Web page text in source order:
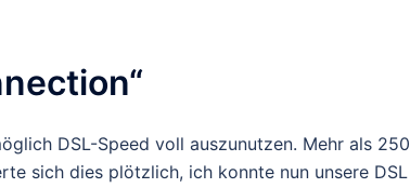
DSL-Speed voll auszunutzen. Mehr als 250
sich dies plötzlich, ich konnte nun unsere DSL